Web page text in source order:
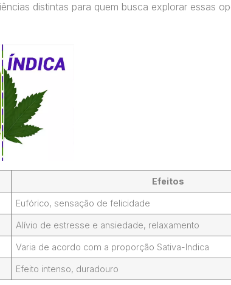
distintas para quem busca explorar essas
Efeitos
Eufórico, sensação de felicidade
Alívio de estresse e ansiedade, relaxamento
Varia de acordo com a proporção Sativa-Indica
Efeito intenso, duradouro